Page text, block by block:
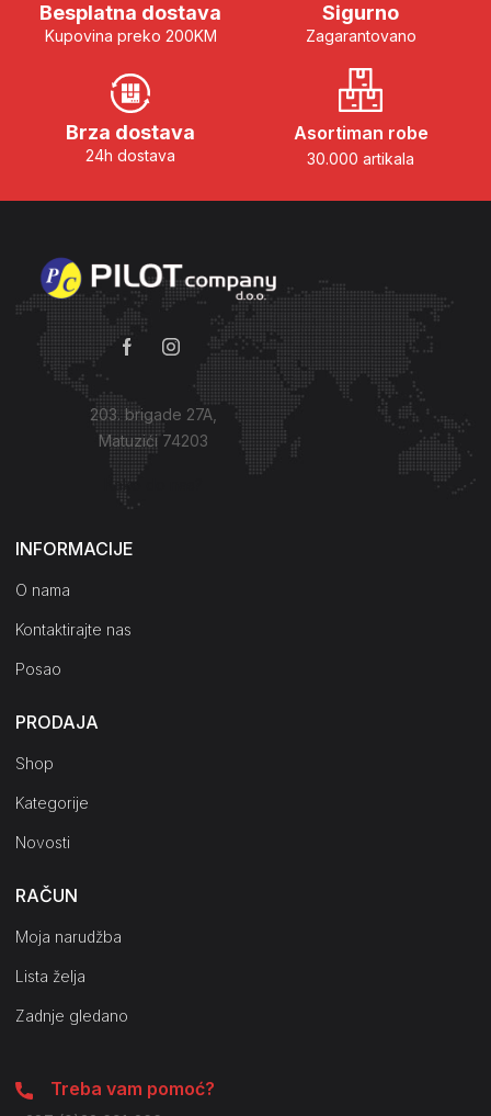
Besplatna dostava
Kupovina preko 200KM
Sigurno
Zagarantovano
Brza dostava
24h dostava
Asortiman robe
30.000 artikala
203. brigade 27A,
Matuzići 74203
Kako do nas?
INFORMACIJE
O nama
Kontaktirajte nas
Posao
PRODAJA
Shop
Kategorije
Novosti
RAČUN
Moja narudžba
Lista želja
Zadnje gledano
Treba vam pomoć?